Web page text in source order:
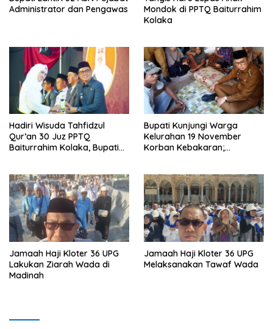
Administrator dan Pengawas
Mondok di PPTQ Baiturrahim
Kolaka
Hadiri Wisuda Tahfidzul
Qur’an 30 Juz PPTQ
Baiturrahim Kolaka, Bupati
Bupati Kunjungi Warga
Kelurahan 19 November
Korban Kebakaran;
Jamaah Haji Kloter 36 UPG
Lakukan Ziarah Wada di
Madinah
Jamaah Haji Kloter 36 UPG
Melaksanakan Tawaf Wada